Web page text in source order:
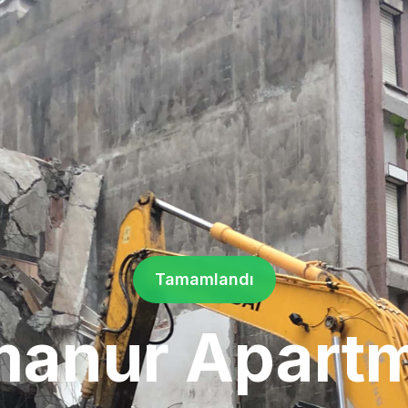
Tamamlandı